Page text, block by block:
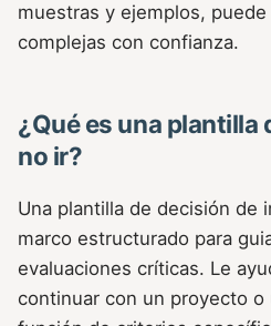
muestras y ejemplos,
complejas con confianza.
¿Qué es una plantilla
no ir?
Una plantilla de decisión de
marco estructurado para
evaluaciones críticas. Le
continuar con un proyecto o